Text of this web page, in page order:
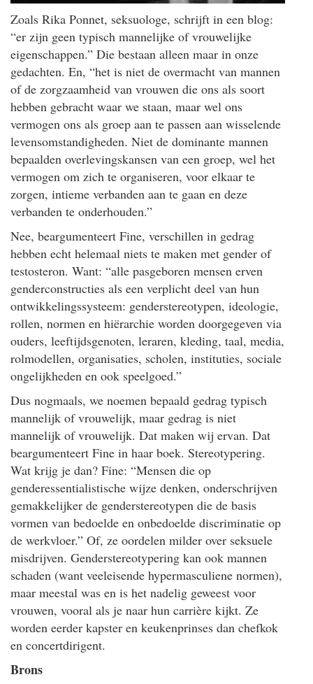
Zoals Rika Ponnet, seksuologe, schrijft in een blog:
“er zijn geen typisch mannelijke of vrouwelijke
eigenschappen.” Die bestaan alleen maar in onze
gedachten. En, “het is niet de overmacht van mannen
of de zorgzaamheid van vrouwen die ons als soort
hebben gebracht waar we staan, maar wel ons
vermogen ons als groep aan te passen aan wisselende
levensomstandigheden. Niet de dominante mannen
bepaalden overlevingskansen van een groep, wel het
vermogen om zich te organiseren, voor elkaar te
zorgen, intieme verbanden aan te gaan en deze
verbanden te onderhouden.”
Nee, beargumenteert Fine, verschillen in gedrag
hebben echt helemaal niets te maken met gender of
testosteron. Want: “alle pasgeboren mensen erven
genderconstructies als een verplicht deel van hun
ontwikkelingssysteem: genderstereotypen, ideologie,
rollen, normen en hiërarchie worden doorgegeven via
ouders, leeftijdsgenoten, leraren, kleding, taal, media,
rolmodellen, organisaties, scholen, instituties, sociale
ongelijkheden en ook speelgoed.”
Dus nogmaals, we noemen bepaald gedrag typisch
mannelijk of vrouwelijk, maar gedrag is niet
mannelijk of vrouwelijk. Dat maken wij ervan. Dat
beargumenteert Fine in haar boek. Stereotypering.
Wat krijg je dan? Fine: “Mensen die op
genderessentialistische wijze denken, onderschrijven
gemakkelijker de genderstereotypen die de basis
vormen van bedoelde en onbedoelde discriminatie op
de werkvloer.” Of, ze oordelen milder over seksuele
misdrijven. Genderstereotypering kan ook mannen
schaden (want veeleisende hypermasculiene normen),
maar meestal was en is het nadelig geweest voor
vrouwen, vooral als je naar hun carrière kijkt. Ze
worden eerder kapster en keukenprinses dan chefkok
en concertdirigent.
Brons